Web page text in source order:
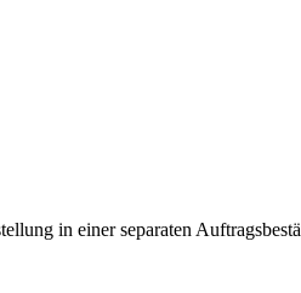
in einer separaten